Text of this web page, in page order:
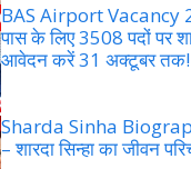
BAS Airport Vacancy
पास के लिए 3508 पदों पर
आवेदन करें 31 अक्टूबर तक!
Sharda Sinha
– शारदा सिन्हा का जीवन